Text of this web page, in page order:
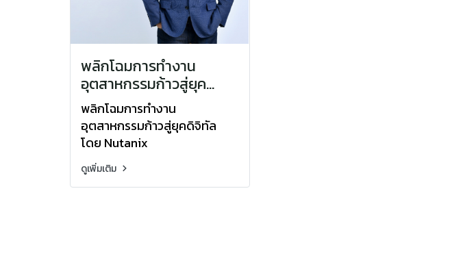
พลิกโฉมการทำงาน
อุตสาหกรรมก้าวสู่ยุค
ดิจิทัล โดย Nutanix
พลิกโฉมการทำงาน
อุตสาหกรรมก้าวสู่ยุคดิจิทัล
โดย Nutanix
ดูเพิ่มเติม